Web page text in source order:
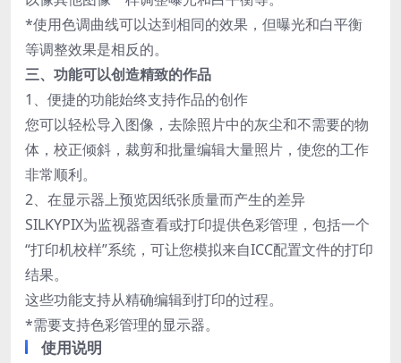
*使用色调曲线可以达到相同的效果，但曝光和白平衡
等调整效果是相反的。
三、功能可以创造精致的作品
1、便捷的功能始终支持作品的创作
您可以轻松导入图像，去除照片中的灰尘和不需要的物
体，校正倾斜，裁剪和批量编辑大量照片，使您的工作
非常顺利。
2、在显示器上预览因纸张质量而产生的差异
SILKYPIX为监视器查看或打印提供色彩管理，包括一个
“打印机校样”系统，可让您模拟来自ICC配置文件的打印
结果。
这些功能支持从精确编辑到打印的过程。
*需要支持色彩管理的显示器。
使用说明